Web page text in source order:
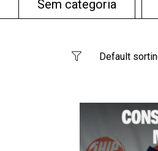
Sem categoria